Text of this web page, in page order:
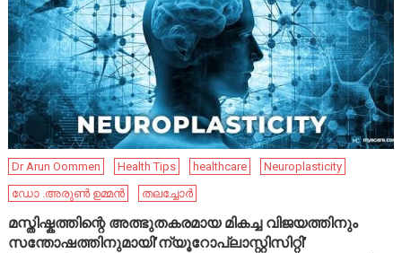
Dr Arun Oommen Health Tips healthcare
Neuroplasticity
ഡോ .അരുൺ ഉമ്മൻ
തലച്ചോർ
മസ്തിഷ്കത്തിന്റെ അത്ഭുതകരമായ മികച്ച വിജയത്തിനും
സന്തോഷത്തിനുമായി’ന്യൂറോപ്ലാസ്റ്റിസിറ്റി’